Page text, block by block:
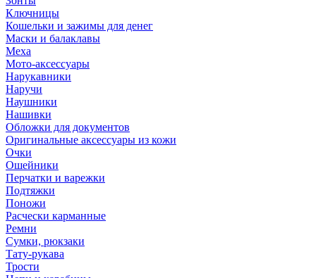
Ключницы
Кошельки и зажимы для денег
Маски и балаклавы
Меха
Мото-аксессуары
Нарукавники
Наручи
Наушники
Нашивки
Обложки для документов
Оригинальные аксессуары из кожи
Очки
Ошейники
Перчатки и варежки
Подтяжки
Поножи
Расчески карманные
Ремни
Сумки, рюкзаки
Тату-рукава
Трости